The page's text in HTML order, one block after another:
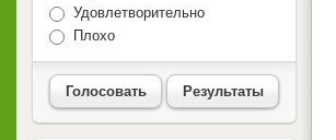
Удовлетворительно
Плохо
Голосовать Результаты